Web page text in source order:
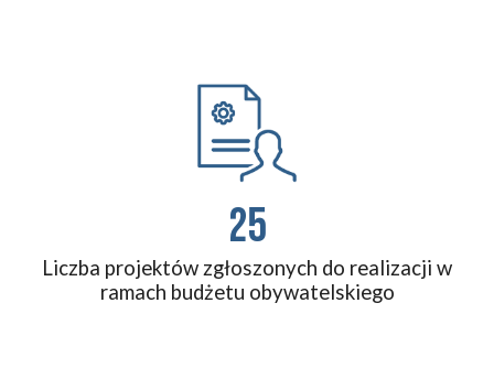
25
Liczba projektów zgłoszonych do realizacji w
ramach budżetu obywatelskiego